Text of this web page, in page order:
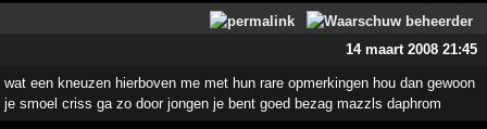
14 maart 2008 21:45
wat een kneuzen hierboven me met hun rare opmerkingen hou dan gewoon
je smoel criss ga zo door jongen je bent goed bezag mazzls daphrom